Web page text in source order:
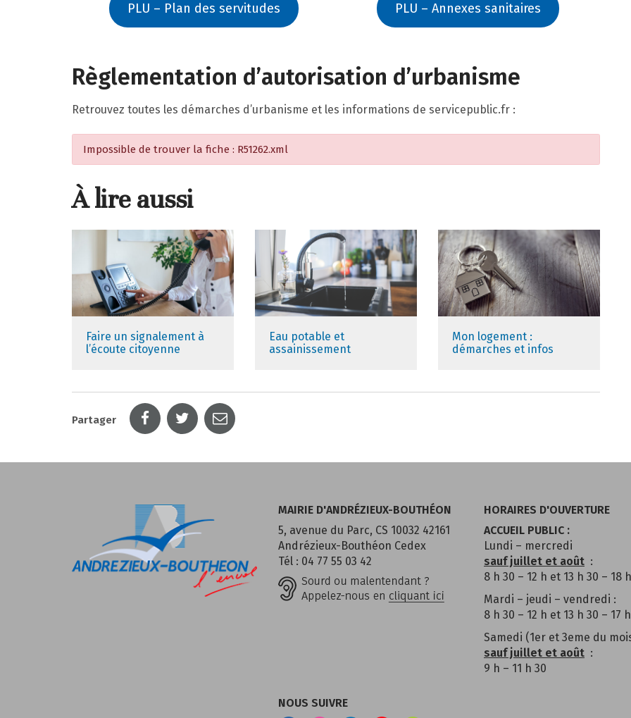
PLU – Plan des servitudes PLU – Annexes sanitaires
Règlementation d’autorisation d’urbanisme
Retrouvez toutes les démarches d’urbanisme et les informations de servicepublic.fr :
Impossible de trouver la fiche : R51262.xml
À lire aussi
Faire un signalement à
l’écoute citoyenne
Eau potable et
assainissement
Mon logement :
démarches et infos
Partager
MAIRIE D'ANDRÉZIEUX-BOUTHÉON
5, avenue du Parc, CS 10032 42161
Andrézieux-Bouthéon Cedex
Tél : 04 77 55 03 42
HORAIRES D'OUVERTURE
ACCUEIL PUBLIC :
Lundi – mercredi
sauf juillet et août :
8 h 30 – 12 h et 13 h 30 – 18 h
Mardi – jeudi – vendredi :
8 h 30 – 12 h et 13 h 30 – 17 h
Samedi (1er et 3eme du
sauf juillet et août :
9 h – 11 h 30
NOUS SUIVRE